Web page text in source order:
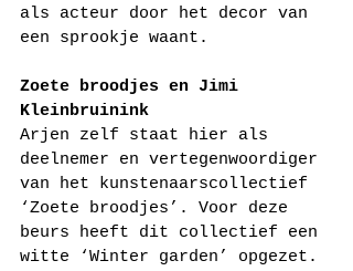
als acteur door het decor van
een sprookje waant.
Zoete broodjes en Jimi
Kleinbruinink
Arjen zelf staat hier als
deelnemer en vertegenwoordiger
van het kunstenaarscollectief
‘Zoete broodjes’. Voor deze
beurs heeft dit collectief een
witte ‘Winter garden’ opgezet.